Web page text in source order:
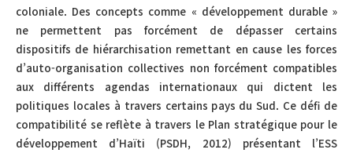
coloniale. Des concepts comme « développement durable »
ne permettent pas forcément de dépasser certains
dispositifs de hiérarchisation remettant en cause les forces
d’auto-organisation collectives non forcément compatibles
aux différents agendas internationaux qui dictent les
politiques locales à travers certains pays du Sud. Ce défi de
compatibilité se reflète à travers le Plan stratégique pour le
développement d’Haïti (PSDH, 2012) présentant l’ESS